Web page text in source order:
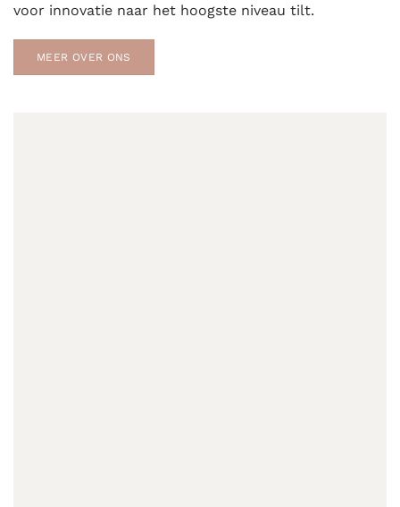
voor innovatie naar het hoogste niveau tilt.
MEER OVER ONS